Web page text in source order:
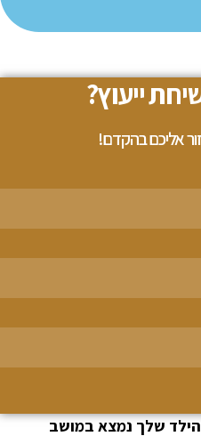
ייעוץ?
אליכם בהקדם!
שלך נמצא במושב